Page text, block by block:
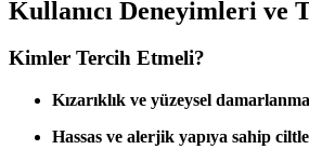
Kullanıcı Deneyimleri ve
Kimler Tercih Etmeli?
Kızarıklık ve yüzeysel
Hassas ve alerjik yapıya sahip